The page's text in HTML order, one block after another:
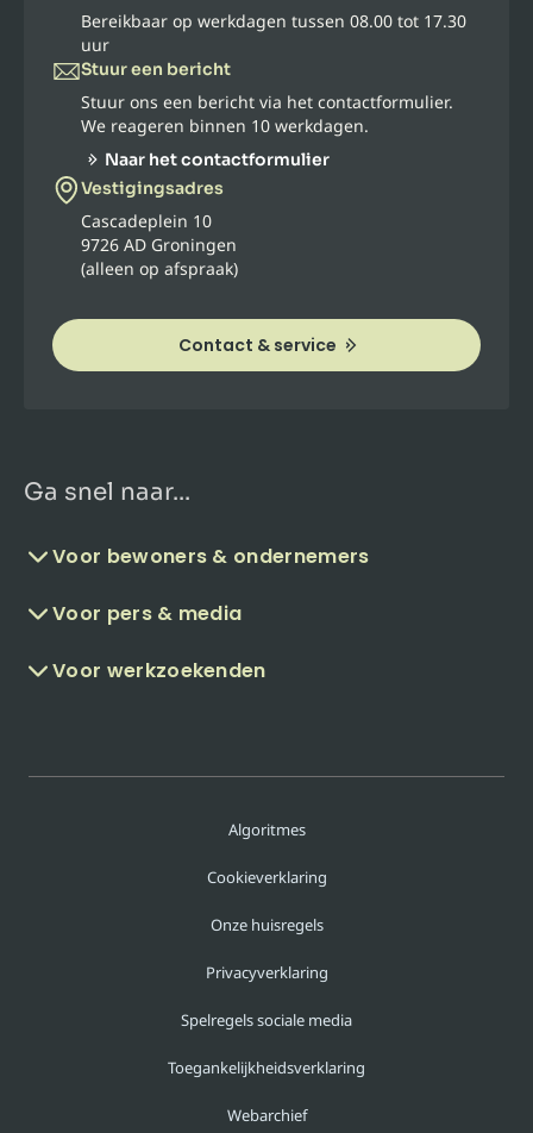
Bereikbaar op werkdagen tussen 08.00 tot 17.30
uur
Stuur een bericht
Stuur ons een bericht via het contactformulier.
We reageren binnen 10 werkdagen.
Naar het contactformulier
Vestigingsadres
Cascadeplein 10
9726 AD Groningen
(alleen op afspraak)
Contact & service
Ga snel naar...
Voor bewoners & ondernemers
Voor pers & media
Voor werkzoekenden
Algoritmes
Cookieverklaring
Onze huisregels
Privacyverklaring
Spelregels sociale media
Toegankelijkheidsverklaring
Webarchief